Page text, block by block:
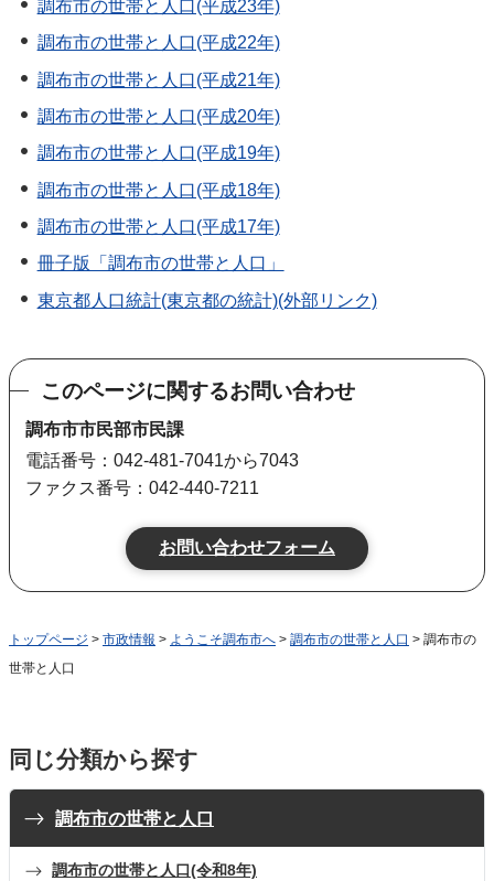
調布市の世帯と人口(平成23年)
調布市の世帯と人口(平成22年)
調布市の世帯と人口(平成21年)
調布市の世帯と人口(平成20年)
調布市の世帯と人口(平成19年)
調布市の世帯と人口(平成18年)
調布市の世帯と人口(平成17年)
冊子版「調布市の世帯と人口」
東京都人口統計(東京都の統計)(外部リンク)
このページに関するお問い合わせ
調布市市民部市民課
電話番号：042-481-7041から7043
ファクス番号：042-440-7211
トップページ > 市政情報 > ようこそ調布市へ > 調布市の世帯と人口 > 調布市の
世帯と人口
同じ分類から探す
調布市の世帯と人口
調布市の世帯と人口(令和8年)